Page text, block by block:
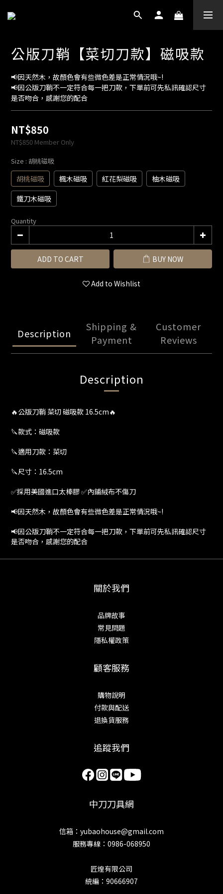
公版刀鞘【菜切刀款】磁吸款
📢因天然木，故顏色會有些微色差是正常情況哦~!
📢因公版刀鞘不一定符合每一把刀款，下單前可先私訊確認尺寸
是否吻合，感謝您的配合
NT$850
NT$850 Member Only
Size : 胡桃磁吸
胡桃磁吸 楓木磁吸 紅花梨磁吸
柚木磁吸
鐵刀木磁吸
Quantity
ADD TO CART BUY NOW
Add to Wishlist
Description
Shipping &
Payment
Customer
Reviews
Description
🔥公版刀鞘 菜切 磁吸款 16.5cm🔥
🔪款式：磁吸款
🔪適用刀款：菜切
🔪尺寸：16.5cm
✅採用美國進口太棒膠 ✅內鋪絨布不傷刀
📢因天然木，故顏色會有些微色差是正常情況哦~!
📢因公版刀鞘不一定符合每一把刀款，下單前可先私訊確認尺寸
是否吻合，感謝您的配合
關於我們
品牌故事
常見問題
隱私權政策
顧客服務
購物說明
付款與配送
退換貨服務
追蹤我們
中刀刀具網
信箱：yubaohouse@gmail.com
服務專線：0986-068950
匠煌有限公司
統編：90666907